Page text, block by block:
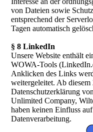
von Dateien sowie
entsprechend der
Tagen automatisch
§ 8 LinkedIn
Unsere Website enthält
WOWA-Tools
Anklicken des Links
weitergeleitet. Ab
Datenschutzerklärung
Unlimited Company,
haben keinen Einfluss
Datenverarbeitung.